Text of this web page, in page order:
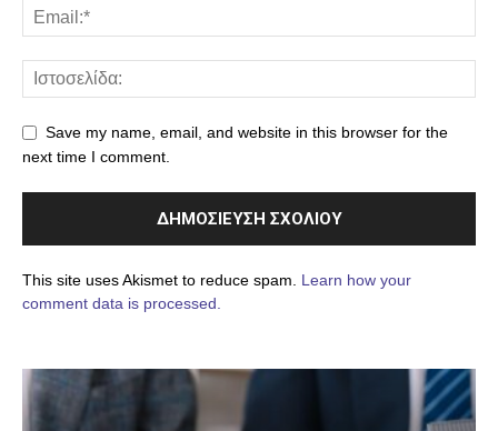
Save my name, email, and website in this browser for the
next time I comment.
This site uses Akismet to reduce spam. Learn how your
comment data is processed.